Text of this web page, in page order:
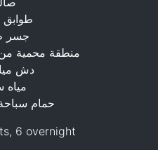
طوابق
جسر
منطقة محمية
دش
مياه
حمام
6 overnight